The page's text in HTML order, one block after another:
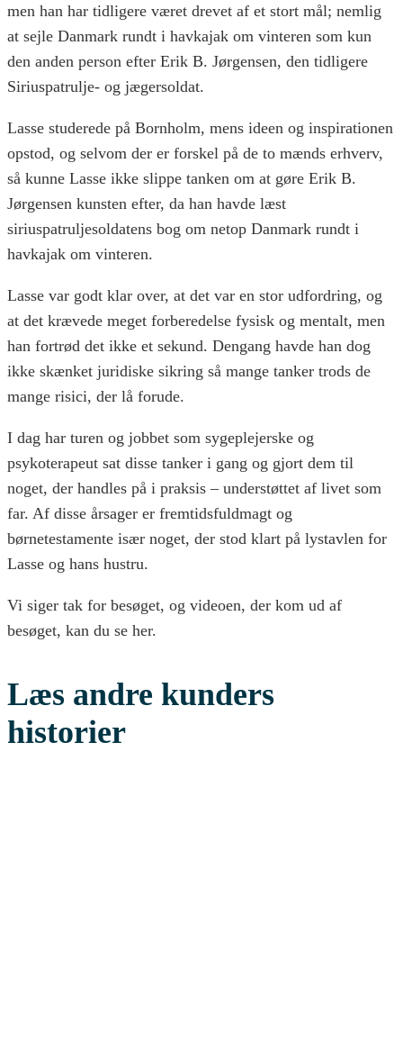
men han har tidligere været drevet af et stort mål; nemlig
at sejle Danmark rundt i havkajak om vinteren som kun
den anden person efter Erik B. Jørgensen, den tidligere
Siriuspatrulje- og jægersoldat.
Lasse studerede på Bornholm, mens ideen og inspirationen
opstod, og selvom der er forskel på de to mænds erhverv,
så kunne Lasse ikke slippe tanken om at gøre Erik B.
Jørgensen kunsten efter, da han havde læst
siriuspatruljesoldatens bog om netop Danmark rundt i
havkajak om vinteren.
Lasse var godt klar over, at det var en stor udfordring, og
at det krævede meget forberedelse fysisk og mentalt, men
han fortrød det ikke et sekund. Dengang havde han dog
ikke skænket juridiske sikring så mange tanker trods de
mange risici, der lå forude.
I dag har turen og jobbet som sygeplejerske og
psykoterapeut sat disse tanker i gang og gjort dem til
noget, der handles på i praksis – understøttet af livet som
far. Af disse årsager er fremtidsfuldmagt og
børnetestamente især noget, der stod klart på lystavlen for
Lasse og hans hustru.
Vi siger tak for besøget, og videoen, der kom ud af
besøget, kan du se her.
Læs andre kunders
historier